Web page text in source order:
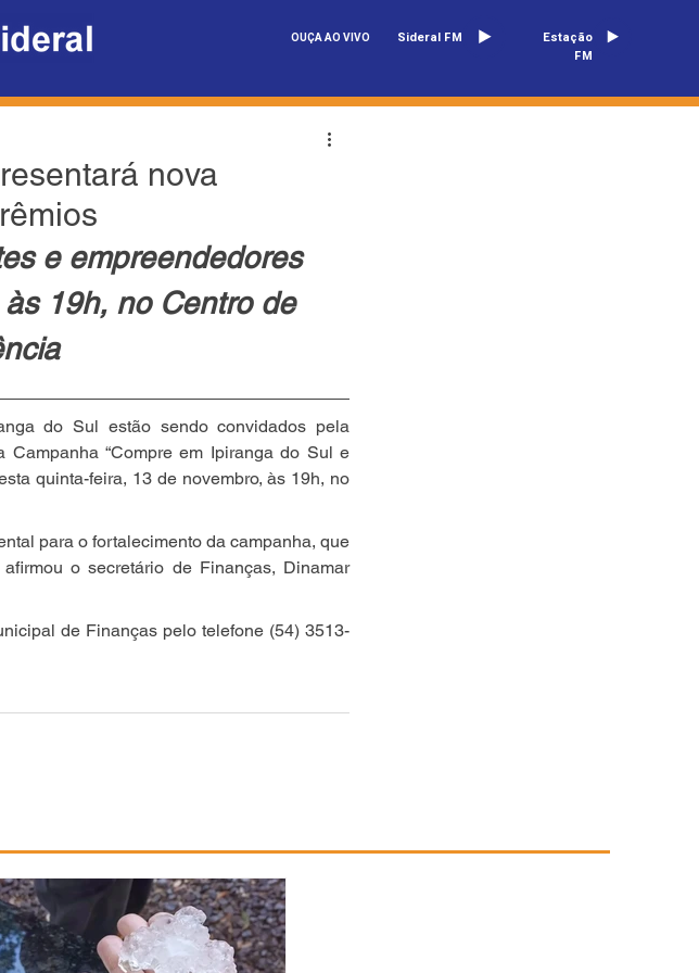
OUÇA AO VIVO Sideral FM
Estação
FM
nova
e empreendedores
19h, no Centro de
do Sul estão sendo convidados pela
“Compre em Ipiranga do Sul e
quinta-feira, 13 de novembro, às 19h, no
para o fortalecimento da campanha, que
o secretário de Finanças, Dinamar
de Finanças pelo telefone (54) 3513-